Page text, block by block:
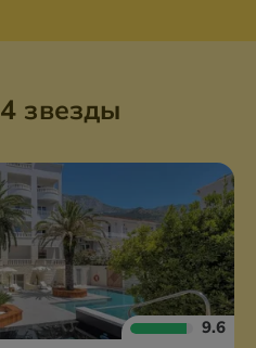
4 звезды
9.6